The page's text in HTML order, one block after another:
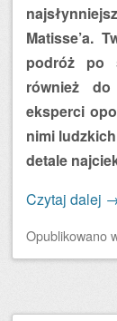
Matisse’a.
podróż po
również do
eksperci
nimi
detale
Czytaj dalej
Opublikowano